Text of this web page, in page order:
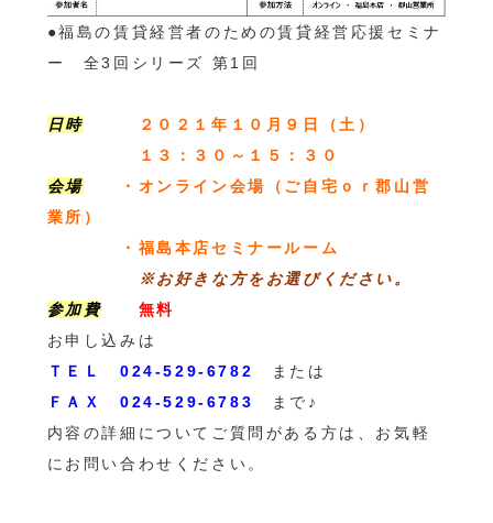
●福島の賃貸経営者のための賃貸経営応援セミナ
ー 全3回シリーズ 第1回
日時 ２０２１年１０月９日（土）
１３：３０～１５：３０
会場 ・オンライン会場（ご自宅ｏｒ郡山営
業所）
・福島本店セミナールーム
※お好きな方をお選びください。
参加費
無料
お申し込みは
ＴＥＬ 024-529-6782
または
ＦＡＸ 024-529-6783
まで♪
内容の詳細についてご質問がある方は、お気軽
にお問い合わせください。